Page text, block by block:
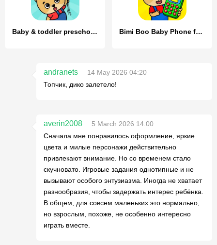
Baby & toddler preschool games Bimi Boo Baby Phone for Kids
andranets
14 May 2026 04:20
Топчик, дико залетело!
averin2008
5 March 2026 14:00
Сначала мне понравилось оформление, яркие
цвета и милые персонажи действительно
привлекают внимание. Но со временем стало
скучновато. Игровые задания однотипные и не
вызывают особого энтузиазма. Иногда не хватает
разнообразия, чтобы задержать интерес ребёнка.
В общем, для совсем маленьких это нормально,
но взрослым, похоже, не особенно интересно
играть вместе.